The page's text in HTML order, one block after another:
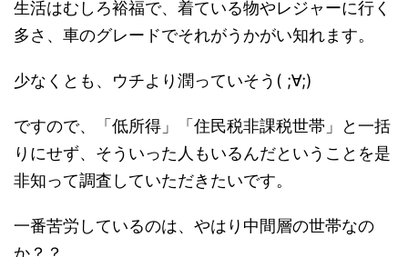
生活はむしろ裕福で、着ている物やレジャーに行く
多さ、車のグレードでそれがうかがい知れます。
少なくとも、ウチより潤っていそう( ;∀;)
ですので、「低所得」「住民税非課税世帯」と一括
りにせず、そういった人もいるんだということを是
非知って調査していただきたいです。
一番苦労しているのは、やはり中間層の世帯なの
か？？